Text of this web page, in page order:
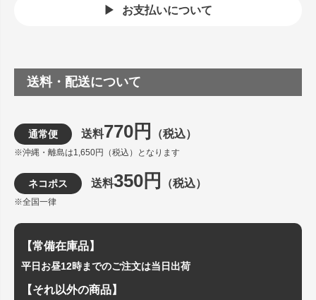
お支払いについて
送料・配送について
通常便 送料770円 （税込）
※沖縄・離島は1,650円（税込）となります
ネコポス 送料350円 （税込）
※全国一律
【常備在庫品】
平日お昼12時までのご注文は当日出荷
【それ以外の商品】